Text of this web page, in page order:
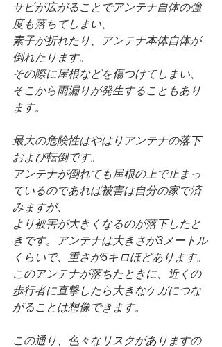
サビが広がることでアンテナ自体の強
度も落ちてしまい、
素子が折れたり、アンテナ本体自体が
倒れたります。
その際に屋根などを傷つけてしまい、
そこから雨漏りが発生することもあり
ます。
最大の危険性はやはりアンテナの落下
および転倒です。
アンテナが倒れても屋根の上で止まっ
ているのであれば被害は自分の家で済
みますが、
より被害が大きくなるのが落下したと
きです。アンテナは大きさが3メートル
くらいで、重さが5キロほどあります。
このアンテナが落ちたときに、近くの
歩行者に直撃したら大きなケガにつな
がることは想像できます。
この通り、色々なリスクがありますの